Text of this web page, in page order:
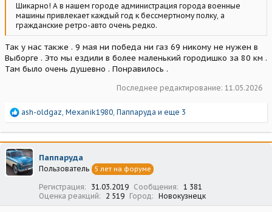
Шикарно! А в нашем городе администрация города военные
машины привлекает каждый год к бессмертному полку, а
гражданские ретро-авто очень редко.
Так у нас также . 9 мая ни победа ни газ 69 никому не нужен в
Выборге . Это мы ездили в более маленький городишко за 80 км .
Там было очень душевно . Понравилось .
Последнее редактирование: 11.05.2026
Р
а
к
ц
и
и
ash-oldgaz Mexanik1980 Паппаруда и еще 3
Паппаруда
Пользователь 5 лет на форуме
Регистрация 31.03.2019 Сообщения
1 381
Оценка реакций
2 519 Город Новокузнецк